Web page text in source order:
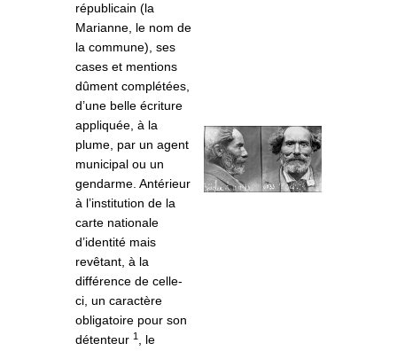
républicain (la
Marianne, le nom de
la commune), ses
cases et mentions
dûment complétées,
d’une belle écriture
appliquée, à la
plume, par un agent
municipal ou un
gendarme. Antérieur
à l’institution de la
carte nationale
d’identité mais
revêtant, à la
différence de celle-
ci, un caractère
obligatoire pour son
détenteur 1 , le